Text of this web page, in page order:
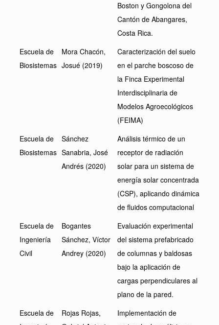
Boston y Gongolona del
Cantón de Abangares,
Costa Rica.
Escuela de
Biosistemas
Mora Chacón,
Josué (2019)
Caracterización del suelo
en el parche boscoso de
la Finca Experimental
Interdisciplinaria de
Modelos Agroecológicos
(FEIMA)
Escuela de
Biosistemas
Sánchez
Sanabria, José
Andrés (2020)
Análisis térmico de un
receptor de radiación
solar para un sistema de
energía solar concentrada
(CSP), aplicando dinámica
de fluidos computacional
Escuela de
Ingeniería
Civil
Bogantes
Sánchez, Víctor
Andrey (2020)
Evaluación experimental
del sistema prefabricado
de columnas y baldosas
bajo la aplicación de
cargas perpendiculares al
plano de la pared.
Escuela de
Rojas Rojas,
Implementación de